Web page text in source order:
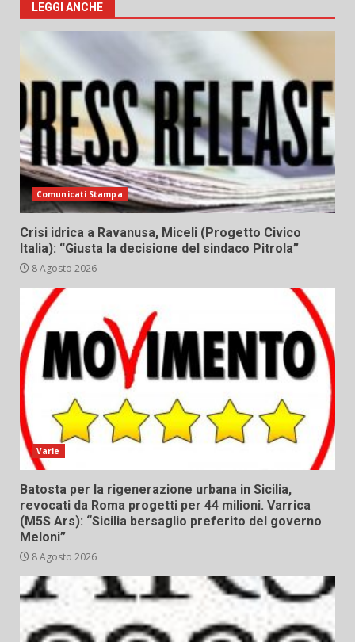
LEGGI ANCHE
Comunicati Stampa
Crisi idrica a Ravanusa, Miceli (Progetto Civico
Italia): “Giusta la decisione del sindaco Pitrola”
8 Agosto 2026
Varie
Batosta per la rigenerazione urbana in Sicilia,
revocati da Roma progetti per 44 milioni. Varrica
(M5S Ars): “Sicilia bersaglio preferito del governo
Meloni”
8 Agosto 2026